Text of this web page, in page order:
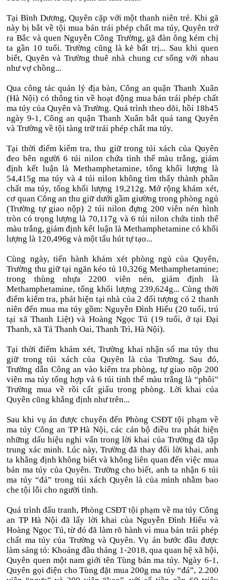
Tại Bình Dương, Quyên cặp với một thanh niên trẻ. Khi gã
này bị bắt về tội mua bán trái phép chất ma túy, Quyên trở
ra Bắc và quen Nguyễn Công Trường, gã đàn ông kém chị
ta gần 10 tuổi. Trường cũng là kẻ bất trị... Sau khi quen
biết, Quyên và Trường thuê nhà chung cư sống với nhau
như vợ chồng...
Qua công tác quản lý địa bàn, Công an quận Thanh Xuân
(Hà Nội) có thông tin về hoạt động mua bán trái phép chất
ma túy của Quyên và Trường. Quá trình theo dõi, hồi 18h45
ngày 9-1, Công an quận Thanh Xuân bắt quả tang Quyên
và Trường về tội tàng trữ trái phép chất ma túy.
Tại thời điểm kiểm tra, thu giữ trong túi xách của Quyên
đeo bên người 6 túi nilon chứa tinh thể màu trắng, giám
định kết luận là Methamphetamine, tổng khối lượng là
54,415g ma túy và 4 túi nilon không tìm thấy thành phần
chất ma túy, tổng khối lượng 19,212g. Mở rộng khám xét,
cơ quan Công an thu giữ dưới gầm giường trong phòng ngủ
(Trường tự giao nộp) 2 túi nilon đựng 200 viên nén hình
tròn có trọng lượng là 70,117g và 6 túi nilon chứa tinh thể
màu trắng, giám định kết luận là Methamphetamine có khối
lượng là 120,496g và một tẩu hút tự tạo...
Cùng ngày, tiến hành khám xét phòng ngủ của Quyên,
Trường thu giữ tại ngăn kéo tủ 10,326g Methamphetamine;
trong thùng nhựa 2200 viên nén, giám định là
Methamphetamine, tổng khối lượng 239,624g... Cùng thời
điểm kiểm tra, phát hiện tại nhà của 2 đối tượng có 2 thanh
niên đến mua ma túy gồm: Nguyễn Đình Hiếu (20 tuổi, trú
tại xã Thanh Liệt) và Hoàng Ngọc Tú (19 tuổi, ở tại Đại
Thanh, xã Tả Thanh Oai, Thanh Trì, Hà Nội).
Tại thời điểm khám xét, Trường khai nhận số ma túy thu
giữ trong túi xách của Quyên là của Trường. Sau đó,
Trường dẫn Công an vào kiểm tra phòng, tự giao nộp 200
viên ma túy tổng hợp và 6 túi tinh thể màu trắng là “phôi”
Trường mua về rồi cất giấu trong phòng. Lời khai của
Quyên cũng khẳng định như trên...
Sau khi vụ án được chuyển đến Phòng CSĐT tội phạm về
ma túy Công an TP Hà Nội, các cán bộ điều tra phát hiện
những dấu hiệu nghi vấn trong lời khai của Trường đã tập
trung xác minh. Lúc này, Trường đã thay đổi lời khai, anh
ta khẳng định không biết và không liên quan đến việc mua
bán ma túy của Quyên. Trường cho biết, anh ta nhận 6 túi
ma túy “đá” trong túi xách Quyên là của mình nhằm bao
che tội lỗi cho người tình.
Quá trình đấu tranh, Phòng CSĐT tội phạm về ma túy Công
an TP Hà Nội đã lấy lời khai của Nguyễn Đình Hiếu và
Hoàng Ngọc Tú, từ đó đã làm rõ hành vi mua bán trái phép
chất ma túy của Trường và Quyên. Vụ án bước đầu được
làm sáng tỏ: Khoảng đầu tháng 1-2018, qua quan hệ xã hội,
Quyên quen một nam giới tên Tùng bán ma túy. Ngày 6-1,
Quyên gọi điện cho Tùng đặt mua 200g ma túy “đá”, 2.200